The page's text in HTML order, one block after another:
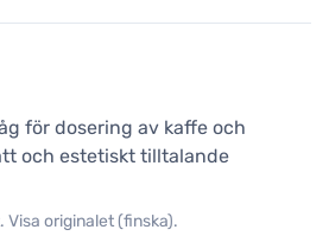
för dosering av kaffe och
och estetiskt tilltalande
Visa originalet (finska).